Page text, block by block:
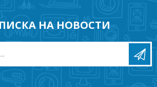
НА НОВОСТИ